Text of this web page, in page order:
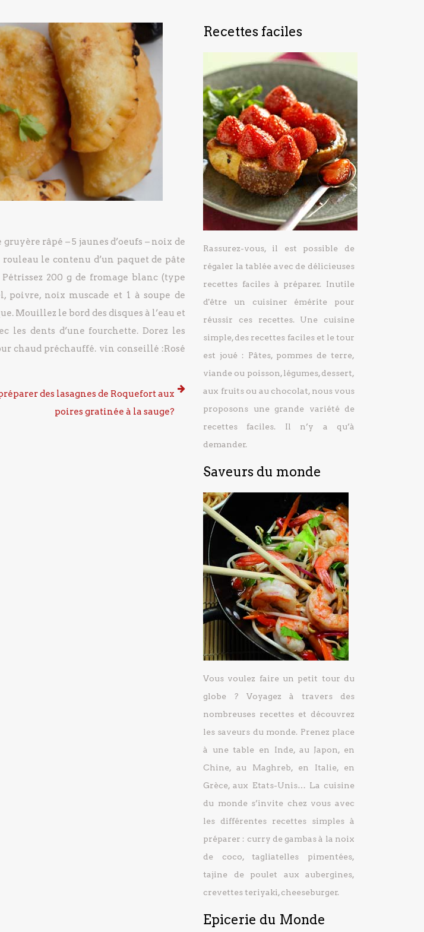
gruyère râpé – 5 jaunes d’oeufs – noix de
rouleau le contenu d’un paquet de pâte
200 g de fromage blanc (type
poivre, noix muscade et 1 à soupe de
Mouillez le bord des disques à l’eau et
les dents d’une fourchette. Dorez les
chaud préchauffé. vin conseillé :Rosé
des lasagnes de Roquefort aux
poires gratinée à la sauge?
Recettes faciles
Rassurez-vous, il est possible de
régaler la tablée avec de délicieuses
recettes faciles à préparer. Inutile
d'être un cuisiner émérite pour
réussir ces recettes. Une cuisine
simple, des recettes faciles et le tour
est joué : Pâtes, pommes de terre,
viande ou poisson, légumes, dessert,
aux fruits ou au chocolat, nous vous
proposons une grande variété de
recettes faciles. Il n’y a qu’à
demander.
Saveurs du monde
Vous voulez faire un petit tour du
globe ? Voyagez à travers des
nombreuses recettes et découvrez
les saveurs du monde. Prenez place
à une table en Inde, au Japon, en
Chine, au Maghreb, en Italie, en
Grèce, aux Etats-Unis… La cuisine
du monde s’invite chez vous avec
les différentes recettes simples à
préparer : curry de gambas à la noix
de coco, tagliatelles pimentées,
tajine de poulet aux aubergines,
crevettes teriyaki, cheeseburger.
Epicerie du Monde